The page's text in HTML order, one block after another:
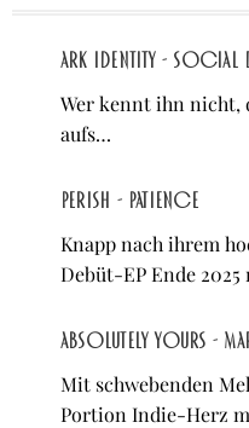
ARK IDENTITY - Social
Wer kennt ihn nicht,
aufs…
Perish - Patience
Knapp nach ihrem
Debüt-EP Ende
Absolutely Yours -
Mit schwebenden
Portion Indie-Herz